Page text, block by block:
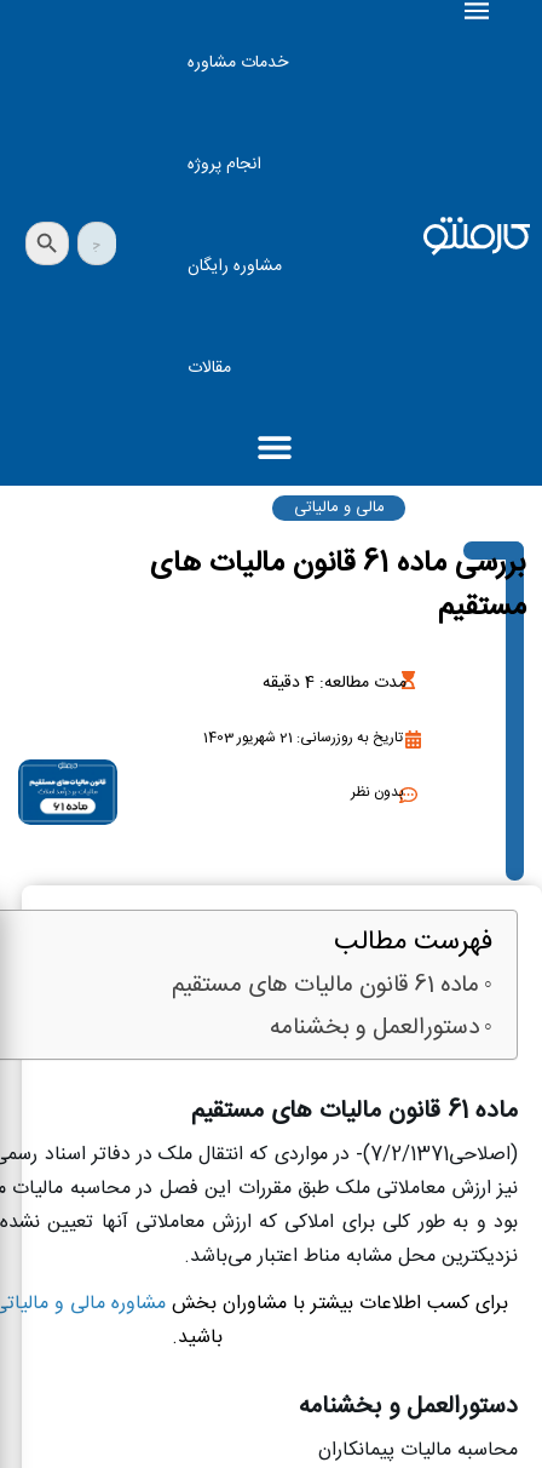
خدمات مشاوره
انجام پروژه
مشاوره رایگان
مقالات
جستجو
برای:
دکمه جستجو
مالی و مالیاتی
بررسی ماده 61 قانون مالیات های
مستقیم
مدت مطالعه: 4دقیقه
تاریخ به روزرسانی: 21 شهریور 1403
بدون نظر
فهرست مطالب
ماده 61 قانون مالیات های مستقیم
دستورالعمل و بخشنامه
ماده 61 قانون مالیات های مستقیم
(اصلاحی7/2/1371)- در مواردی که انتقال ملک در دفاتر
نیز ارزش معاملاتی ملک طبق مقررات این فصل در محاسبه
بود و به طور کلی برای املاکی که ارزش معاملاتی آنها تعیین
نزدیکترین محل مشابه مناط اعتبار می‌باشد.
برای کسب اطلاعات بیشتر با مشاوران بخشمشاوره مالی و
باشید.
دستورالعمل و بخشنامه
محاسبه مالیات پیمانکاران